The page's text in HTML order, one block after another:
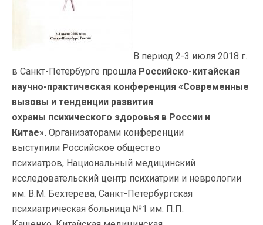
В период 2-3 июля 2018 г.
в Санкт-Петербурге прошла Российско-китайская
научно-практическая конференция «Современные
вызовы и тенденции развития
охраны психического здоровья в России и
Китае». Организаторами конференции
выступили Российское общество
психиатров, Национальный медицинский
исследовательский центр психиатрии и неврологии
им. В.М. Бехтерева, Санкт-Петербургская
психиатрическая больница №1 им. П.П.